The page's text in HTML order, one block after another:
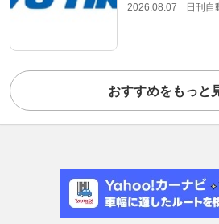
2026.08.07 日刊自
おすすめをもっと